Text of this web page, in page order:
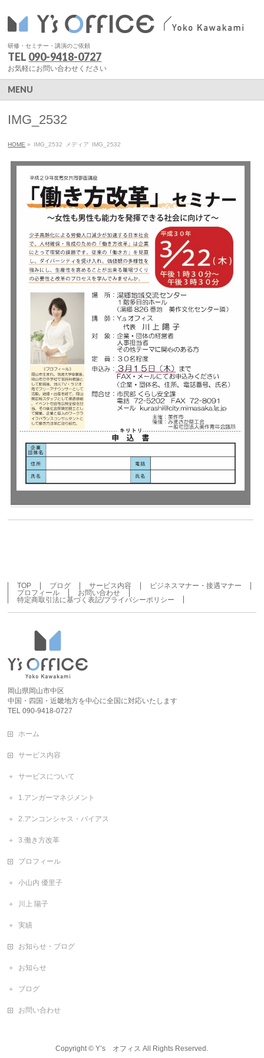
研修・セミナー・講演のご依頼
TEL 090-9418-0727
お気軽にお問い合わせください
MENU
IMG_2532
HOME » IMG_2532 メディア IMG_2532
TOP ブログ サービス内容
ビジネスマナー・接遇マナー
プロフィール
お問い合わせ
特定商取引法に基づく表記/プライバシーポリシー
岡山県岡山市中区
中国・四国・近畿地方を中心に全国に対応いたします
TEL 090-9418-0727
ホーム
サービス内容
サービスについて
1.アンガーマネジメント
2.アンコンシャス・バイアス
3.働き方改革
プロフィール
小山内 優里子
川上 陽子
実績
お知らせ・ブログ
お知らせ
ブログ
お問い合わせ
Copyright ©Y’s オフィス All Rights Reserved.